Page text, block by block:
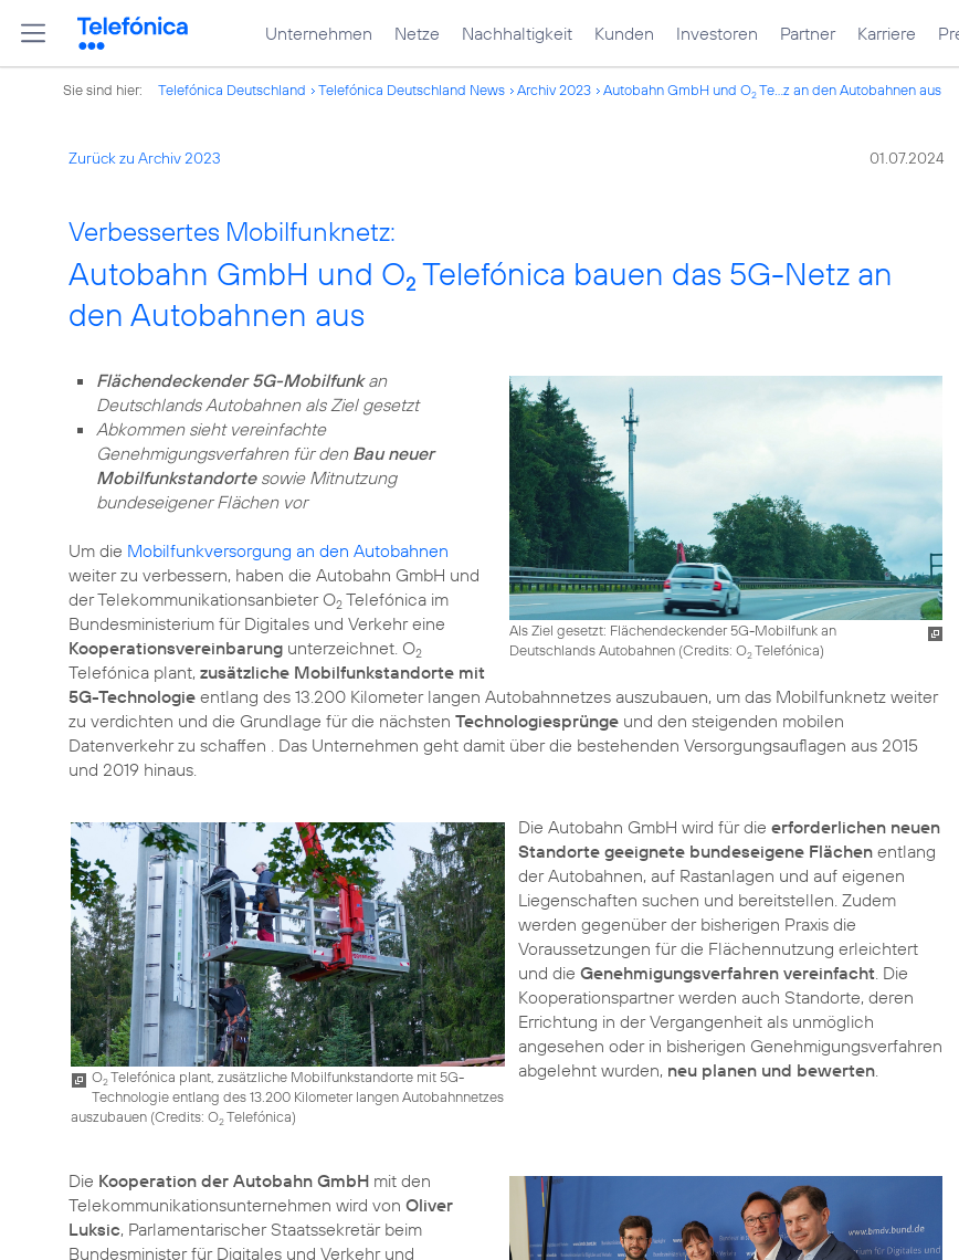
Unternehmen Netze Nachhaltigkeit Kunden Investoren Partner Karriere
Sie sind hier: Telefónica Deutschland Telefónica Deutschland News Archiv 2023 Autobahn GmbH und O2Te...z an den Autobahnen aus
Zurück zu Archiv 2023 01.07.2024
Verbessertes Mobilfunknetz:
Autobahn GmbH und O2 Telefónica bauen das 5G-Netz an
den Autobahnen aus
Als Ziel gesetzt: Flächendeckender 5G-Mobilfunk an
Deutschlands Autobahnen (Credits: O2Telefónica)
Flächendeckender 5G-Mobilfunkan
Deutschlands Autobahnen als Ziel gesetzt
Abkommen sieht vereinfachte
Genehmigungsverfahren für den Bau neuer
Mobilfunkstandortesowie Mitnutzung
bundeseigener Flächen vor
Um die Mobilfunkversorgung an den Autobahnen
weiter zu verbessern, haben die Autobahn GmbH und
der Telekommunikationsanbieter O2 Telefónica im
Bundesministerium für Digitales und Verkehr eine
Kooperationsvereinbarung unterzeichnet. O2
Telefónica plant, zusätzliche Mobilfunkstandorte mit
5G-Technologie entlang des 13.200 Kilometer langen Autobahnnetzes auszubauen, um das Mobilfunknetz weiter
zu verdichten und die Grundlage für die nächsten Technologiesprünge und den steigenden mobilen
Datenverkehr zu schaffen . Das Unternehmen geht damit über die bestehenden Versorgungsauflagen aus 2015
und 2019 hinaus.
O2Telefónica plant, zusätzliche Mobilfunkstandorte mit 5G-
Technologie entlang des 13.200 Kilometer langen Autobahnnetzes
auszubauen (Credits: O2Telefónica)
Die Autobahn GmbH wird für die erforderlichen neuen
Standorte geeignete bundeseigene Flächenentlang
der Autobahnen, auf Rastanlagen und auf eigenen
Liegenschaften suchen und bereitstellen. Zudem
werden gegenüber der bisherigen Praxis die
Voraussetzungen für die Flächennutzung erleichtert
und die Genehmigungsverfahren vereinfacht. Die
Kooperationspartner werden auch Standorte, deren
Errichtung in der Vergangenheit als unmöglich
angesehen oder in bisherigen Genehmigungs­verfahren
abgelehnt wurden, neu planen und bewerten.
Die Kooperation der Autobahn GmbH mit den
Telekommunikationsunternehmen wird von Oliver
Luksic, Parlamentarischer Staatssekretär beim
Bundesminister für Digitales und Verkehr und